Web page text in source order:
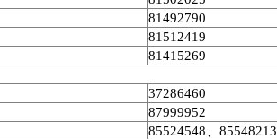
81492790
81512419
81415269
37286460
87999952
85524548 85548213